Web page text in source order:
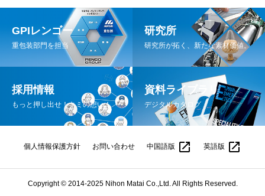
GPIレンゴー
重包装部門を担当
研究所
研究所が拓く、新たな素材価値。
採用情報
もっと押し出せ！キミの想い！
資料ライブラリ
デジタルカタログ
個人情報保護方針 お問い合わせ 中国語版 open_in_new 英語版 open_in_new
Copyright © 2014-2025 Nihon Matai Co.,Ltd. All Rights Reserved.